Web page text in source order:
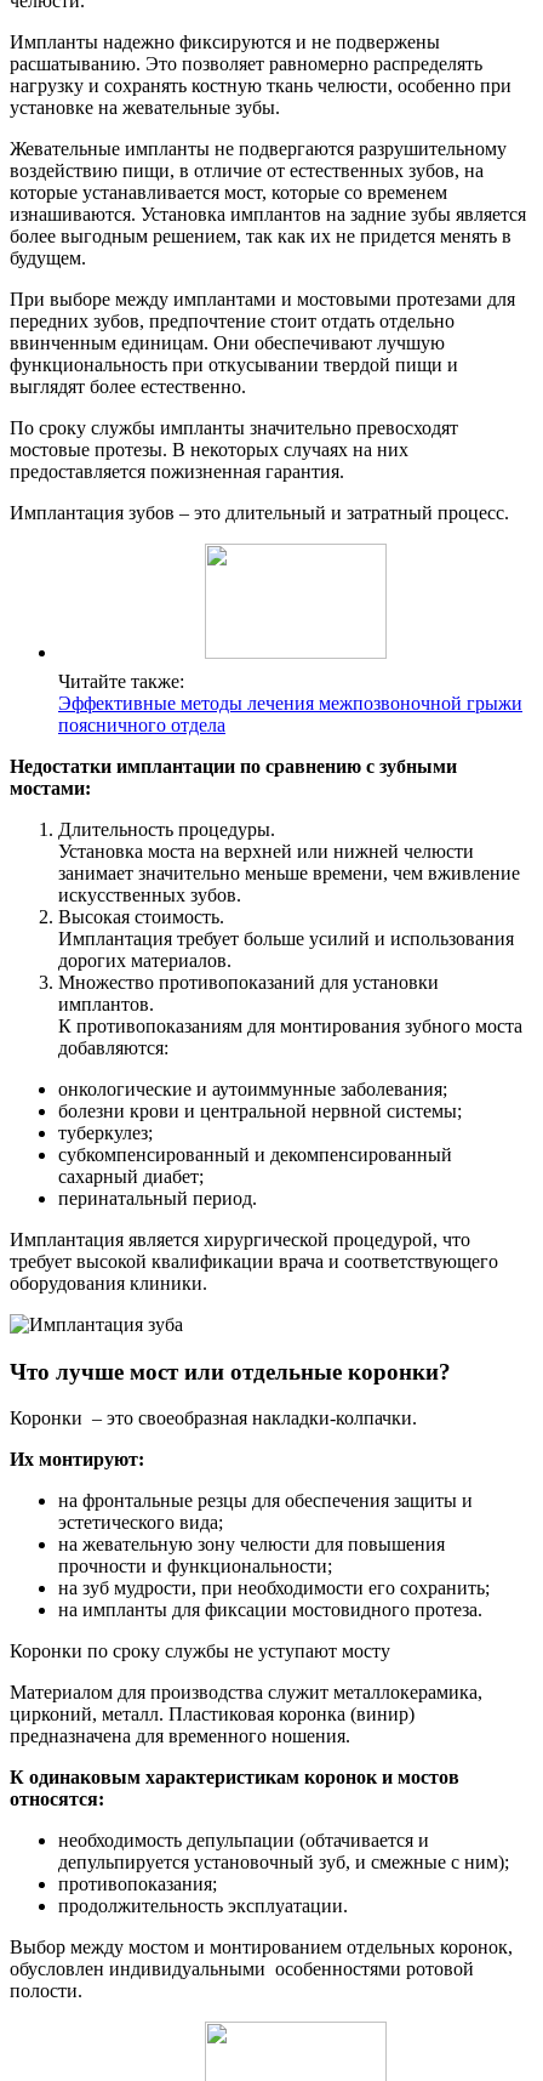
Импланты надежно фиксируются и не подвержены
расшатыванию. Это позволяет равномерно распределять
нагрузку и сохранять костную ткань челюсти, особенно при
установке на жевательные зубы.
Жевательные импланты не подвергаются разрушительному
воздействию пищи, в отличие от естественных зубов, на
которые устанавливается мост, которые со временем
изнашиваются. Установка имплантов на задние зубы является
более выгодным решением, так как их не придется менять в
будущем.
При выборе между имплантами и мостовыми протезами для
передних зубов, предпочтение стоит отдать отдельно
ввинченным единицам. Они обеспечивают лучшую
функциональность при откусывании твердой пищи и
выглядят более естественно.
По сроку службы импланты значительно превосходят
мостовые протезы. В некоторых случаях на них
предоставляется пожизненная гарантия.
Имплантация зубов – это длительный и затратный процесс.
Читайте также:
Эффективные методы лечения межпозвоночной грыжи
поясничного отдела
Недостатки имплантации по сравнению с зубными
мостами:
Длительность процедуры.
Установка моста на верхней или нижней челюсти
занимает значительно меньше времени, чем вживление
искусственных зубов.
Высокая стоимость.
Имплантация требует больше усилий и использования
дорогих материалов.
Множество противопоказаний для установки
имплантов.
К противопоказаниям для монтирования зубного моста
добавляются:
онкологические и аутоиммунные заболевания;
болезни крови и центральной нервной системы;
туберкулез;
субкомпенсированный и декомпенсированный
сахарный диабет;
перинатальный период.
Имплантация является хирургической процедурой, что
требует высокой квалификации врача и соответствующего
оборудования клиники.
Что лучше мост или отдельные коронки?
Коронки – это своеобразная накладки-колпачки.
Их монтируют:
на фронтальные резцы для обеспечения защиты и
эстетического вида;
на жевательную зону челюсти для повышения
прочности и функциональности;
на зуб мудрости, при необходимости его сохранить;
на импланты для фиксации мостовидного протеза.
Коронки по сроку службы не уступают мосту
Материалом для производства служит металлокерамика,
цирконий, металл. Пластиковая коронка (винир)
предназначена для временного ношения.
К одинаковым характеристикам коронок и мостов
относятся:
необходимость депульпации (обтачивается и
депульпируется установочный зуб, и смежные с ним);
противопоказания;
продолжительность эксплуатации.
Выбор между мостом и монтированием отдельных коронок,
обусловлен индивидуальными особенностями ротовой
полости.